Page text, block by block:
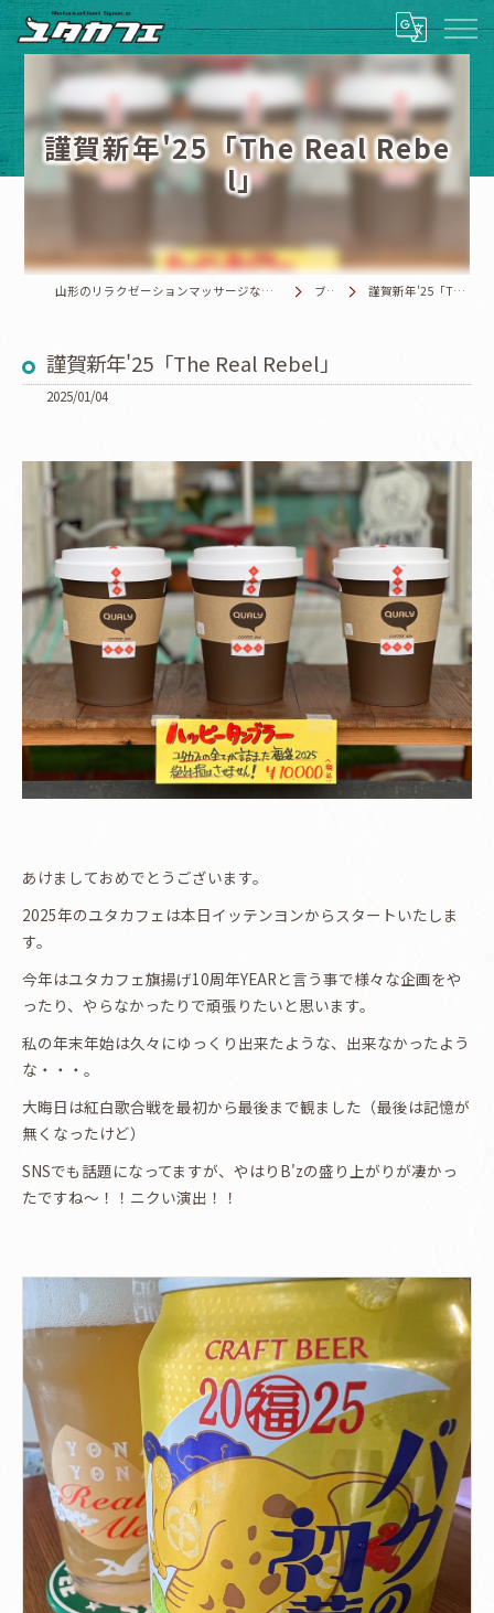
謹賀新年'25「The Real Rebe
l」
山形のリラクゼーションマッサージならRelaxationSpace ユタカフェ ブログ 謹賀新年'25「The Real Rebel」
謹賀新年'25「The Real Rebel」
2025/01/04
あけましておめでとうございます。
2025年のユタカフェは本日イッテンヨンからスタートいたしま
す。
今年はユタカフェ旗揚げ10周年YEARと言う事で様々な企画をや
ったり、やらなかったりで頑張りたいと思います。
私の年末年始は久々にゆっくり出来たような、出来なかったよう
な・・・。
大晦日は紅白歌合戦を最初から最後まで観ました（最後は記憶が
無くなったけど）
SNSでも話題になってますが、やはりB'zの盛り上がりが凄かっ
たですね〜！！ニクい演出！！